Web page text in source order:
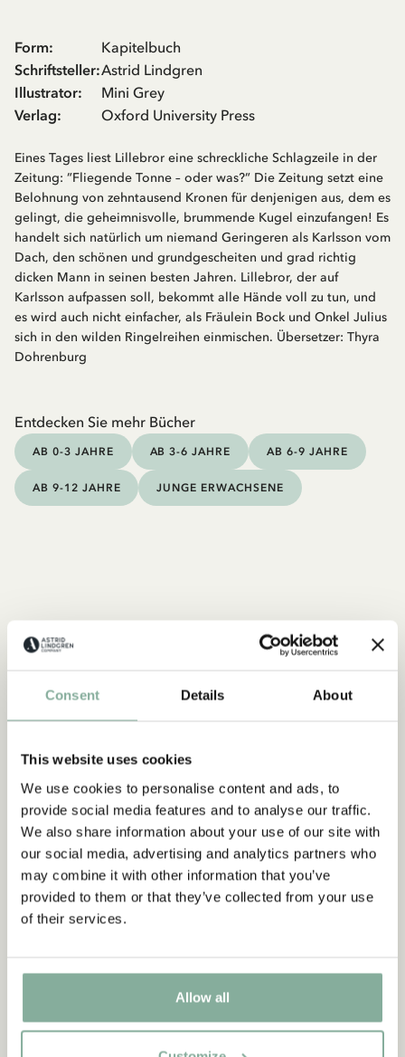
Consent Details About
This website uses cookies
We use cookies to personalise content and ads, to
provide social media features and to analyse our traffic.
We also share information about your use of our site with
our social media, advertising and analytics partners who
may combine it with other information that you’ve
provided to them or that they’ve collected from your use
of their services.
Allow all
Form:
Kapitelbuch
Schriftsteller:Astrid Lindgren
Illustrator:
Mini Grey
Verlag: Oxford University Press
Eines Tages liest Lillebror eine schreckliche Schlagzeile in der
Zeitung: ”Fliegende Tonne – oder was?” Die Zeitung setzt eine
Belohnung von zehntausend Kronen für denjenigen aus, dem es
gelingt, die geheimnisvolle, brummende Kugel einzufangen! Es
handelt sich natürlich um niemand Geringeren als Karlsson vom
Dach, den schönen und grundgescheiten und grad richtig
dicken Mann in seinen besten Jahren. Lillebror, der auf
Karlsson aufpassen soll, bekommt alle Hände voll zu tun, und
es wird auch nicht einfacher, als Fräulein Bock und Onkel Julius
sich in den wilden Ringelreihen einmischen. Übersetzer: Thyra
Dohrenburg
Entdecken Sie mehr Bücher
AB 0-3 JAHRE AB 3-6 JAHRE AB 6-9 JAHRE
AB 9-12 JAHRE JUNGE ERWACHSENE
BÜCHER
Empfehlungen für dich